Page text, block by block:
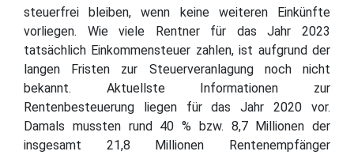
steuerfrei bleiben, wenn keine weiteren Einkünfte
vorliegen. Wie viele Rentner für das Jahr 2023
tatsächlich Einkommensteuer zahlen, ist aufgrund der
langen Fristen zur Steuerveranlagung noch nicht
bekannt. Aktuellste Informationen zur
Rentenbesteuerung liegen für das Jahr 2020 vor.
Damals mussten rund 40 % bzw. 8,7 Millionen der
insgesamt 21,8 Millionen Rentenempfänger